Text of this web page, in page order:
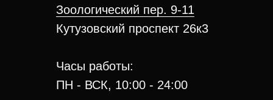
Зоологический пер. 9-11
Кутузовский проспект 26к3
Часы работы:
ПН - ВСК, 10:00 - 24:00